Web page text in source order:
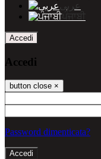
عربى
ਪੰਜਾਬੀ
Accedi
Accedi
button close ×
Password dimenticata?